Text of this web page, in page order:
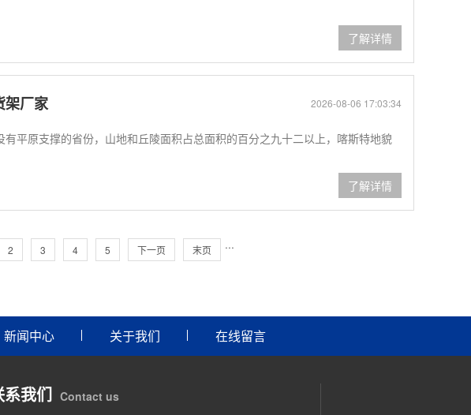
了解详情
2026-08-06 17:03:34
架厂家
有平原支撑的省份，山地和丘陵面积占总面积的百分之九十二以上，喀斯特地貌
了解详情
2 3 4 5 ···
下一页 末页
新闻中心 关于我们 在线留言
系我们 Contact us